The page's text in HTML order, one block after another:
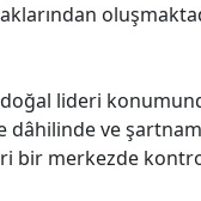
lideri
dâhilinde ve
bir merkezde